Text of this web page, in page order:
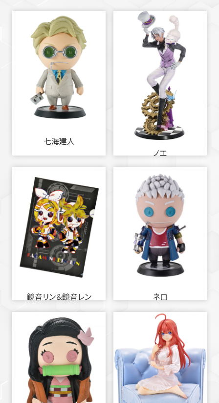
七海建人
ノエ
鏡音リン＆鏡音レン ネロ